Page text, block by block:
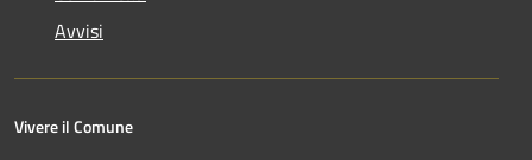
Avvisi
Vivere il Comune